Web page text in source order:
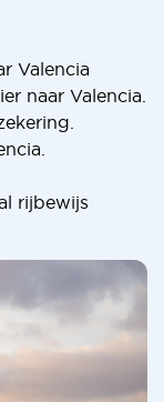
Valencia
naar Valencia.
rijbewijs